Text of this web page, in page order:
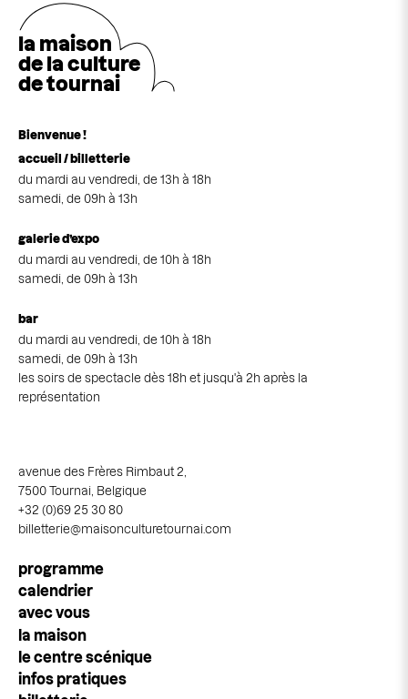
la maison
de la culture
de tournai
Bienvenue !
accueil / billetterie
du mardi au vendredi, de 13h à 18h
samedi, de 09h à 13h
galerie d’expo
du mardi au vendredi, de 10h à 18h
samedi, de 09h à 13h
bar
du mardi au vendredi, de 10h à 18h
samedi, de 09h à 13h
les soirs de spectacle dès 18h et jusqu'à 2h après la
représentation
avenue des Frères Rimbaut 2,
7500 Tournai, Belgique
+32 (0)69 25 30 80
billetterie@maisonculturetournai.com
Navigation
principale
programme
calendrier
avec vous
la maison
le centre scénique
infos pratiques